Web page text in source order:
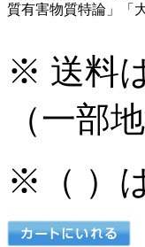
質有害物質特論」「
※ 送料
（一部
※（ ）